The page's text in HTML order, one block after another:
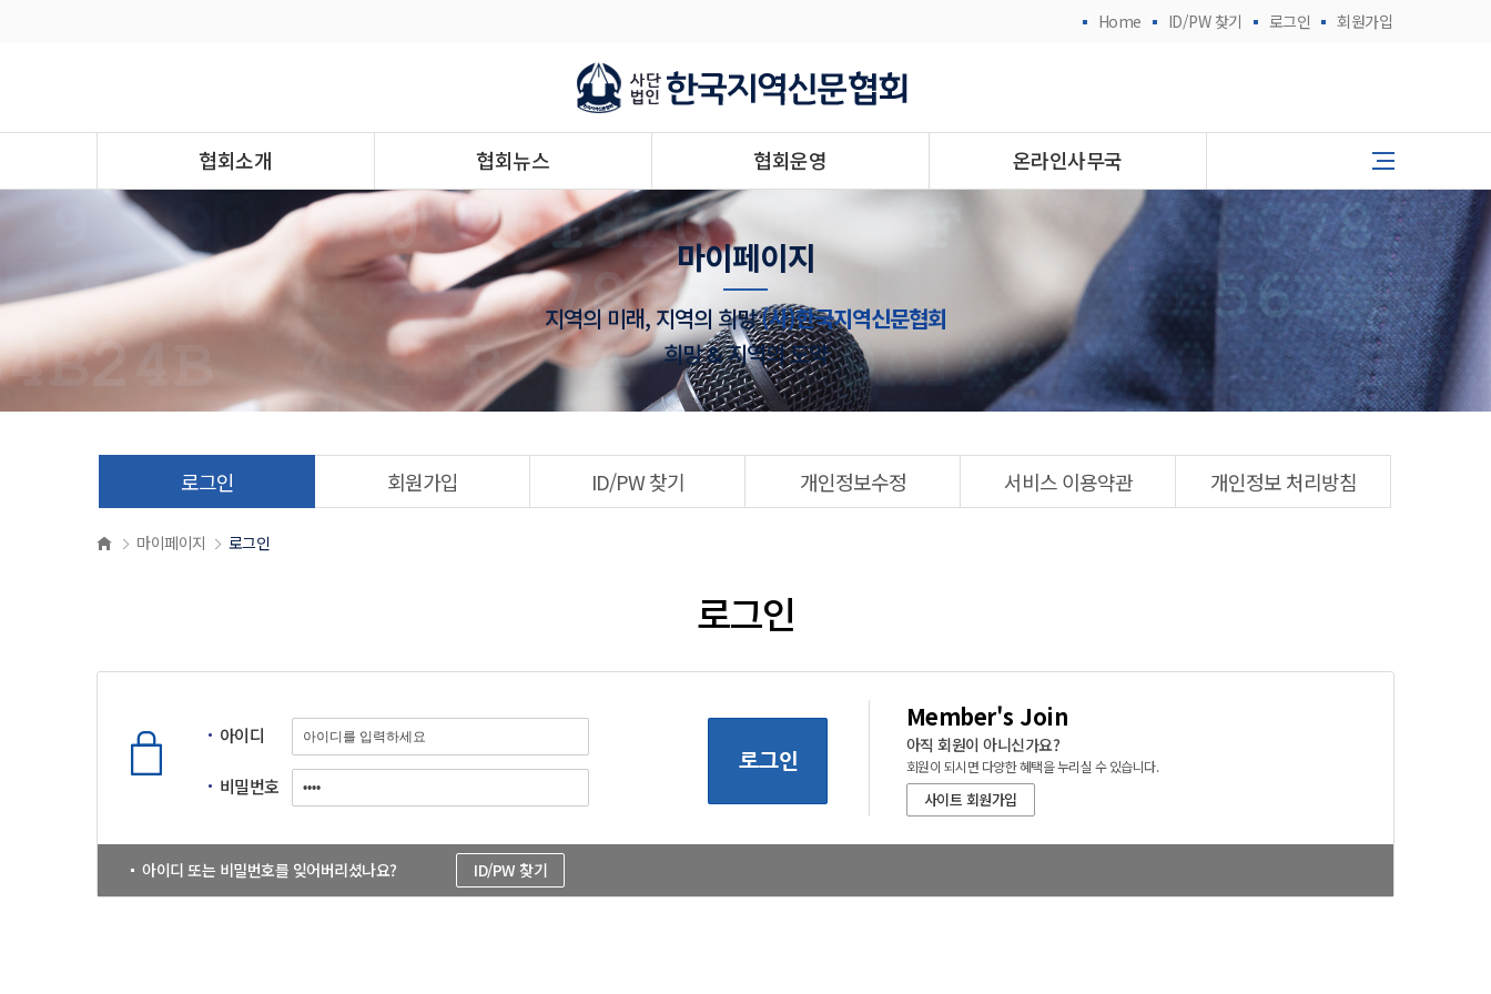
Home ID/PW 찾기 로그인 회원가입
협회소개 협회뉴스 협회운영 온라인사무국
마이페이지
지역의 미래, 지역의 희망(사)한국지역신문협회
희망 & 지역의 도약
로그인 회원가입 ID/PW 찾기 개인정보수정 서비스 이용약관 개인정보 처리방침
마이페이지 로그인
로그인
아이디
비밀번호
Member's Join
아직 회원이 아니신가요?
회원이 되시면 다양한 혜택을 누리실 수 있습니다.
사이트 회원가입
아이디 또는 비밀번호를 잊어버리셨나요? ID/PW 찾기